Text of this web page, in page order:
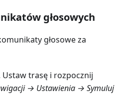
głosowych
głosowe za
Ustaw trasę i rozpocznij
→ Ustawienia → Symuluj